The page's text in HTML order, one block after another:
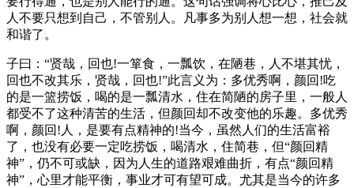
人不要只想到自己，不管别人。凡事多为别人想一想，社会就
和谐了。
子曰：“贤哉，回也!一箪食，一瓢饮，在陋巷，人不堪其忧，
回也不改其乐，贤哉，回也!”此言义为：多优秀啊，颜回!吃
的是一篮捞饭，喝的是一瓢清水，住在简陋的房子里，一般人
都受不了这种清苦的生活，但颜回却不改变他的乐趣。多优秀
啊，颜回!人，是要有点精神的!当今，虽然人们的生活富裕
了，也没有必要一定吃捞饭，喝清水，住简巷，但“颜回精
神”，仍不可或缺，因为人生的道路艰难曲折，有点“颜回精
神”，心里才能平衡，事业才可有望可成。尤其是当今的许多